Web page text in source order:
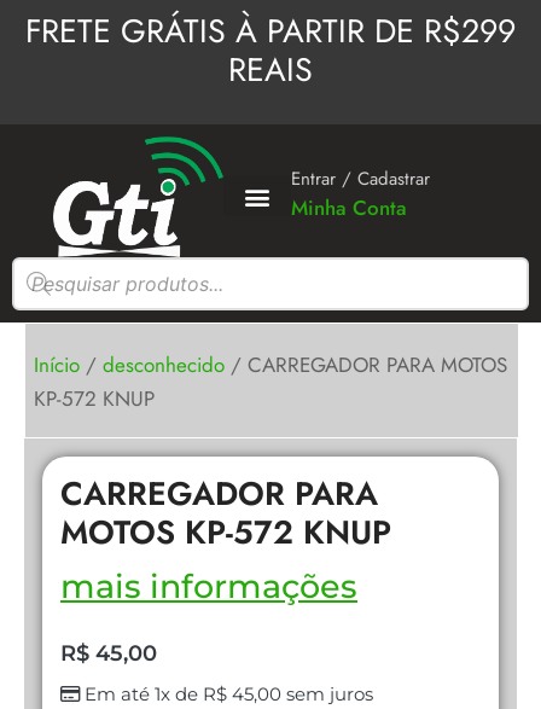
paraFRETE GRÁTIS À PARTIR DE R$299
REAIS
Entrar / Cadastrar
Minha Conta
Pesquisar
produtos
Início / desconhecido / CARREGADOR PARA MOTOS
KP-572 KNUP
CARREGADOR PARA
MOTOS KP-572 KNUP
mais informações
R$ 45,00
Em até 1x de R$45,00sem juros